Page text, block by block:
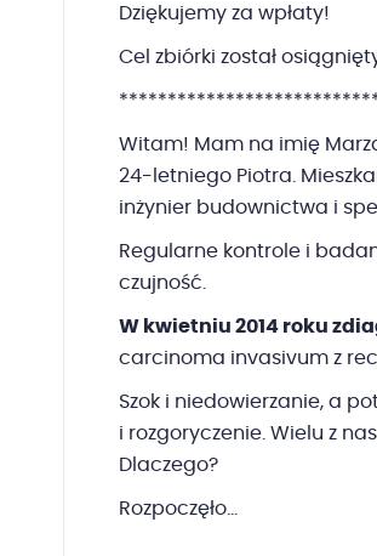
Dziękujemy za wpłaty!
Cel zbiórki został
Witam! Mam na imię
24-letniego Piotra.
inżynier budownictwa i
Regularne kontrole i
czujność.
W kwietniu 2014 roku
carcinoma invasivum z
Szok i niedowierzanie, a
i rozgoryczenie. Wielu z
Dlaczego?
Rozpoczęło...